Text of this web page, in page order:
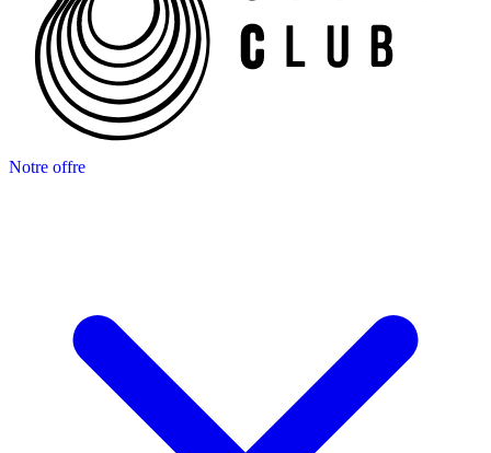
Notre offre